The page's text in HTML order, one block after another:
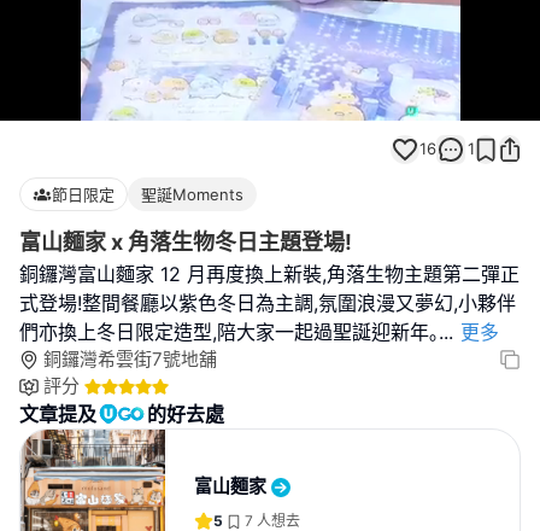
Loaded :
100.00%
16 1
節日限定 聖誕Moments
富山麵家 x 角落生物冬日主題登場!
銅鑼灣富山麵家 12 月再度換上新裝,角落生物主題第二彈正
式登場!整間餐廳以紫色冬日為主調,氛圍浪漫又夢幻,小夥伴
們亦換上冬日限定造型,陪大家一起過聖誕迎新年｡... 更多
銅鑼灣希雲街7號地舖
評分
文章提及 的好去處
富山麵家
5 7 人想去